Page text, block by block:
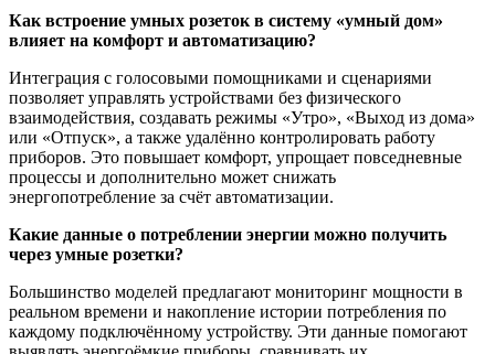
Как встроение умных розеток в систему «умный дом»
влияет на комфорт и автоматизацию?
Интеграция с голосовыми помощниками и сценариями
позволяет управлять устройствами без физического
взаимодействия, создавать режимы «Утро», «Выход из дома»
или «Отпуск», а также удалённо контролировать работу
приборов. Это повышает комфорт, упрощает повседневные
процессы и дополнительно может снижать
энергопотребление за счёт автоматизации.
Какие данные о потреблении энергии можно получить
через умные розетки?
Большинство моделей предлагают мониторинг мощности в
реальном времени и накопление истории потребления по
каждому подключённому устройству. Эти данные помогают